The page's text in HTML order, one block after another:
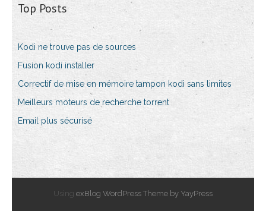
Top Posts
Kodi ne trouve pas de sources
Fusion kodi installer
Correctif de mise en mémoire tampon kodi sans limites
Meilleurs moteurs de recherche torrent
Email plus sécurisé
Using exBlog WordPress Theme by YayPress